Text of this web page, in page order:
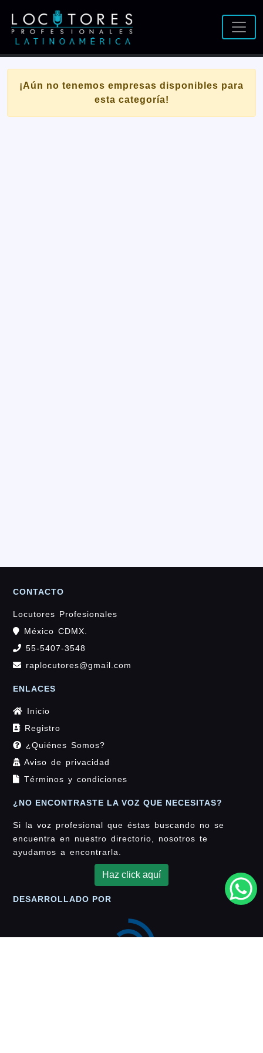
¡Aún no tenemos empresas disponibles para
esta categoría!
CONTACTO
Locutores Profesionales
México CDMX.
55-5407-3548
raplocutores@gmail.com
ENLACES
Inicio
Registro
¿Quiénes Somos?
Aviso de privacidad
Términos y condiciones
¿NO ENCONTRASTE LA VOZ QUE NECESITAS?
Si la voz profesional que éstas buscando no se
encuentra en nuestro directorio, nosotros te
ayudamos a encontrarla.
Haz click aquí
DESARROLLADO POR